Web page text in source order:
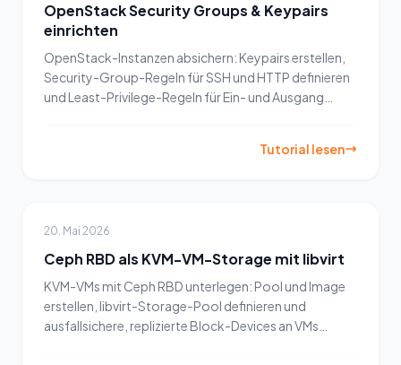
OpenStack Security Groups & Keypairs
einrichten
OpenStack-Instanzen absichern: Keypairs erstellen,
Security-Group-Regeln für SSH und HTTP definieren
und Least-Privilege-Regeln für Ein- und Ausgang
Tutorial lesen
20. Mai 2026
Ceph RBD als KVM-VM-Storage mit libvirt
KVM-VMs mit Ceph RBD unterlegen: Pool und Image
erstellen, libvirt-Storage-Pool definieren und
ausfallsichere, replizierte Block-Devices an VMs